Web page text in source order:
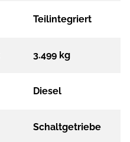
Teilintegriert
3.499 kg
Diesel
Schaltgetriebe